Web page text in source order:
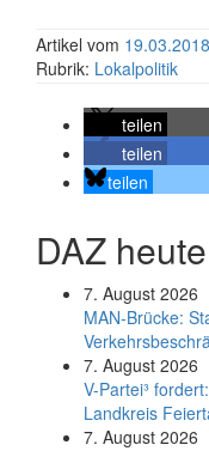
Artikel vom 19.03.2018
Rubrik: Lokalpolitik
teilen
teilen
teilen
DAZ heute
7. August 2026
MAN-Brücke:
7. August 2026
V-Partei­³
Land­kreis
7. August 2026